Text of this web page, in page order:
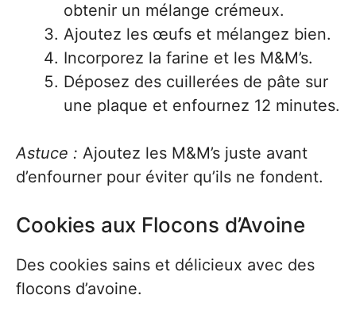
obtenir un mélange crémeux.
Ajoutez les œufs et mélangez bien.
Incorporez la farine et les M&M’s.
Déposez des cuillerées de pâte sur
une plaque et enfournez 12 minutes.
Astuce : Ajoutez les M&M’s juste avant
d’enfourner pour éviter qu’ils ne fondent.
Cookies aux Flocons d’Avoine
Des cookies sains et délicieux avec des
flocons d’avoine.